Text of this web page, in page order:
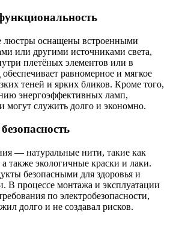
люстры оснащены встроенными
или другими источниками света,
плетёных элементов или в
равномерное и мягкое
теней и ярких бликов. Кроме того,
энергоэффективных ламп,
могут служить долго и экономно.
— натуральные нити, такие как
также экологичные краски и лаки.
безопасными для здоровья и
В процессе монтажа и эксплуатации
по электробезопасности,
долго и не создавал рисков.